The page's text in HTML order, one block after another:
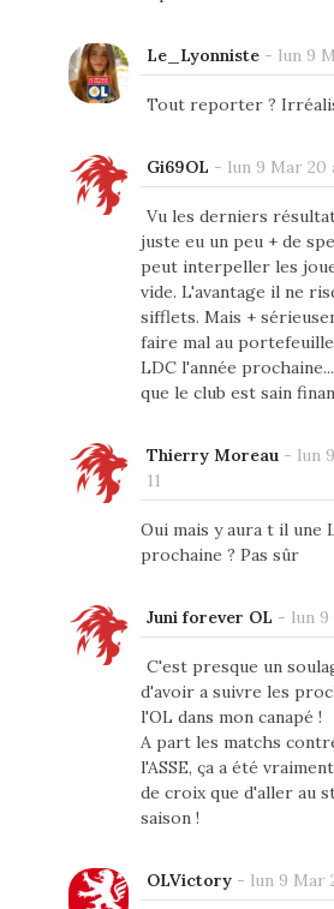
Le_Lyonniste- lun 9
Tout reporter ?
Gi69OL - lun 9 Mar 20
Vu les derniers
juste eu un peu + de
peut interpeller les
vide. L'avantage il ne
sifflets. Mais +
faire mal au
LDC l'année
que le club est sain
Thierry Moreau - lun
11
Oui mais y aura t il une
prochaine ? Pas sûr
Juni forever OL - lun 9
C'est presque un
d'avoir a suivre les
l'OL dans mon canapé !
A part les matchs
l'ASSE, ça a été
de croix que d'aller au
saison !
OLVictory- lun 9 Mar